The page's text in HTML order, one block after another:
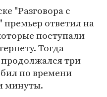
"Разговора с
ответил на
поступали
Тогда
три
по времени
минуты.